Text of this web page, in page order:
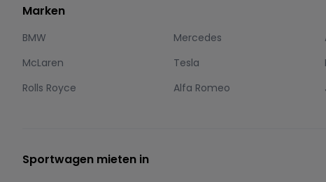
Marken
BMW Mercedes
McLaren
Tesla
Rolls Royce
Alfa Romeo
Sportwagen mieten in